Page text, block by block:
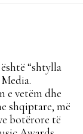
“shtylla
vetëm dhe
shqiptare, më
botërore të